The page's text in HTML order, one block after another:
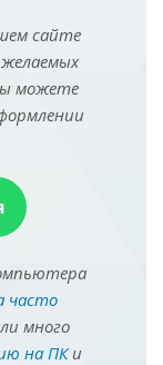
сайте
можете
часто
много
на ПКи